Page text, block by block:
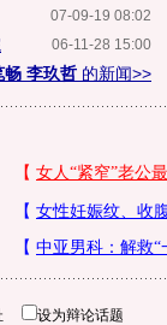
07-09-19 08:02
06-11-28 15:00
畅 李玖哲 的新闻>>
设为辩论话题